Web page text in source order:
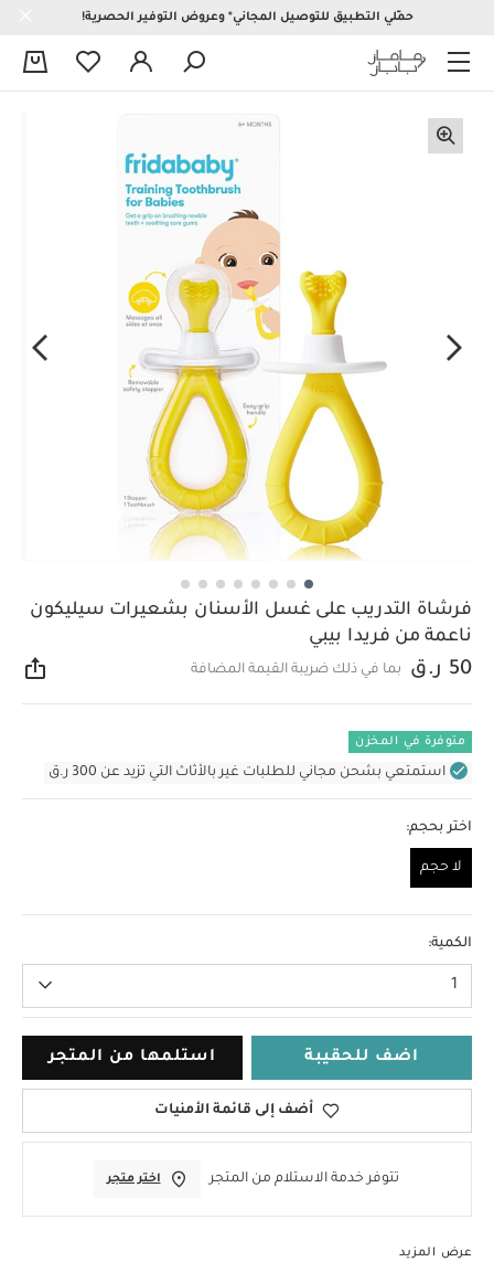
حمّلي التطبيق للتوصيل المجاني* وعروض التوفير الحصرية!
فرشاة التدريب على غسل الأسنان بشعيرات سيليكون
ناعمة من فريدا بيبي
50 ر.ق بما في ذلك ضريبة القيمة المضافة
متوفرة في المخزن
استمتعي بشحن مجاني للطلبات غير بالأثاث التي تزيد عن 300 ر.ق
اختر بحجم:
لا حجم
الكمية:
1
اضف للحقيبة استلمها من المتجر
أضف إلى قائمة الأمنيات
تتوفر خدمة الاستلام من المتجر اختر متجر
عرض المزيد